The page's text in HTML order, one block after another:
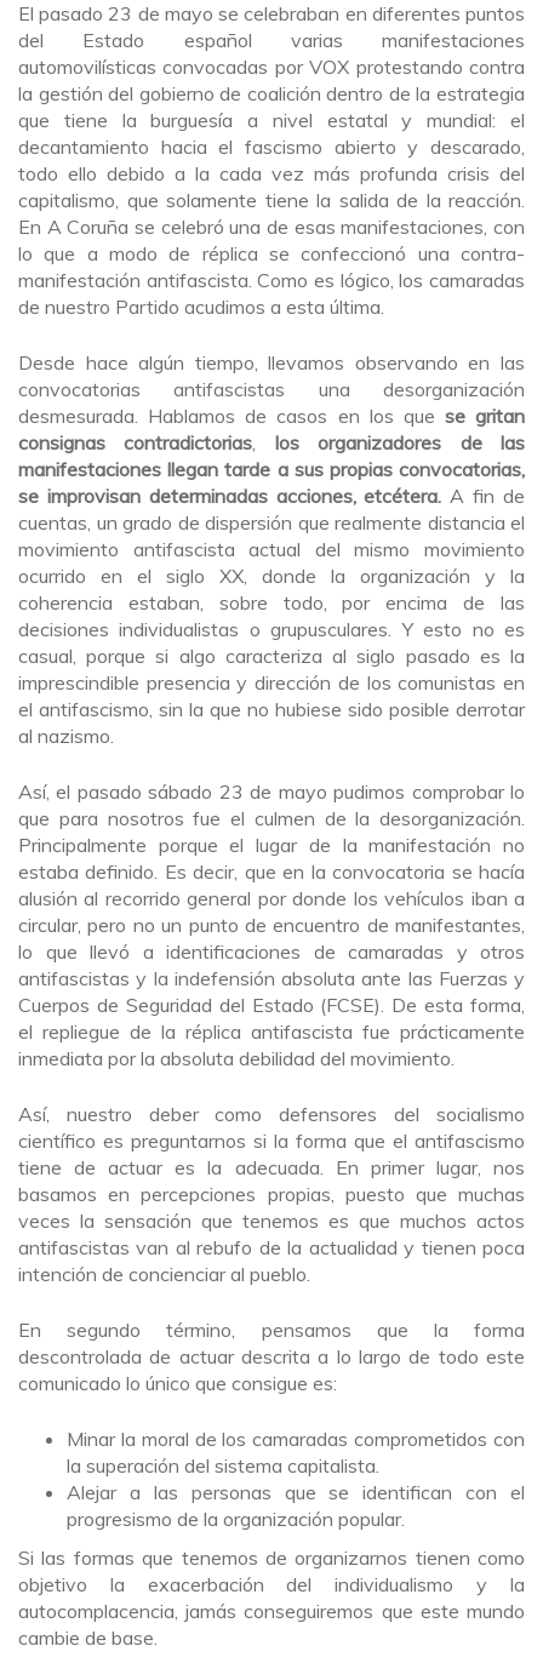
El pasado 23 de mayo se celebraban en diferentes puntos
del Estado español varias manifestaciones
automovilísticas convocadas por VOX protestando contra
la gestión del gobierno de coalición dentro de la estrategia
que tiene la burguesía a nivel estatal y mundial: el
decantamiento hacia el fascismo abierto y descarado,
todo ello debido a la cada vez más profunda crisis del
capitalismo, que solamente tiene la salida de la reacción.
En A Coruña se celebró una de esas manifestaciones, con
lo que a modo de réplica se confeccionó una contra-
manifestación antifascista. Como es lógico, los camaradas
de nuestro Partido acudimos a esta última.
Desde hace algún tiempo, llevamos observando en las
convocatorias antifascistas una desorganización
desmesurada. Hablamos de casos en los que se gritan
consignas contradictorias, los organizadores de las
manifestaciones llegan tarde a sus propias convocatorias,
se improvisan determinadas acciones, etcétera.A fin de
cuentas, un grado de dispersión que realmente distancia el
movimiento antifascista actual del mismo movimiento
ocurrido en el siglo XX, donde la organización y la
coherencia estaban, sobre todo, por encima de las
decisiones individualistas o grupusculares. Y esto no es
casual, porque si algo caracteriza al siglo pasado es la
imprescindible presencia y dirección de los comunistas en
el antifascismo, sin la que no hubiese sido posible derrotar
al nazismo.
Así, el pasado sábado 23 de mayo pudimos comprobar lo
que para nosotros fue el culmen de la desorganización.
Principalmente porque el lugar de la manifestación no
estaba definido. Es decir, que en la convocatoria se hacía
alusión al recorrido general por donde los vehículos iban a
circular, pero no un punto de encuentro de manifestantes,
lo que llevó a identificaciones de camaradas y otros
antifascistas y la indefensión absoluta ante las Fuerzas y
Cuerpos de Seguridad del Estado (FCSE). De esta forma,
el repliegue de la réplica antifascista fue prácticamente
inmediata por la absoluta debilidad del movimiento.
Así, nuestro deber como defensores del socialismo
científico es preguntarnos si la forma que el antifascismo
tiene de actuar es la adecuada. En primer lugar, nos
basamos en percepciones propias, puesto que muchas
veces la sensación que tenemos es que muchos actos
antifascistas van al rebufo de la actualidad y tienen poca
intención de concienciar al pueblo.
En segundo término, pensamos que la forma
descontrolada de actuar descrita a lo largo de todo este
comunicado lo único que consigue es:
Minar la moral de los camaradas comprometidos con
la superación del sistema capitalista.
Alejar a las personas que se identifican con el
progresismo de la organización popular.
Si las formas que tenemos de organizarnos tienen como
objetivo la exacerbación del individualismo y la
autocomplacencia, jamás conseguiremos que este mundo
cambie de base.